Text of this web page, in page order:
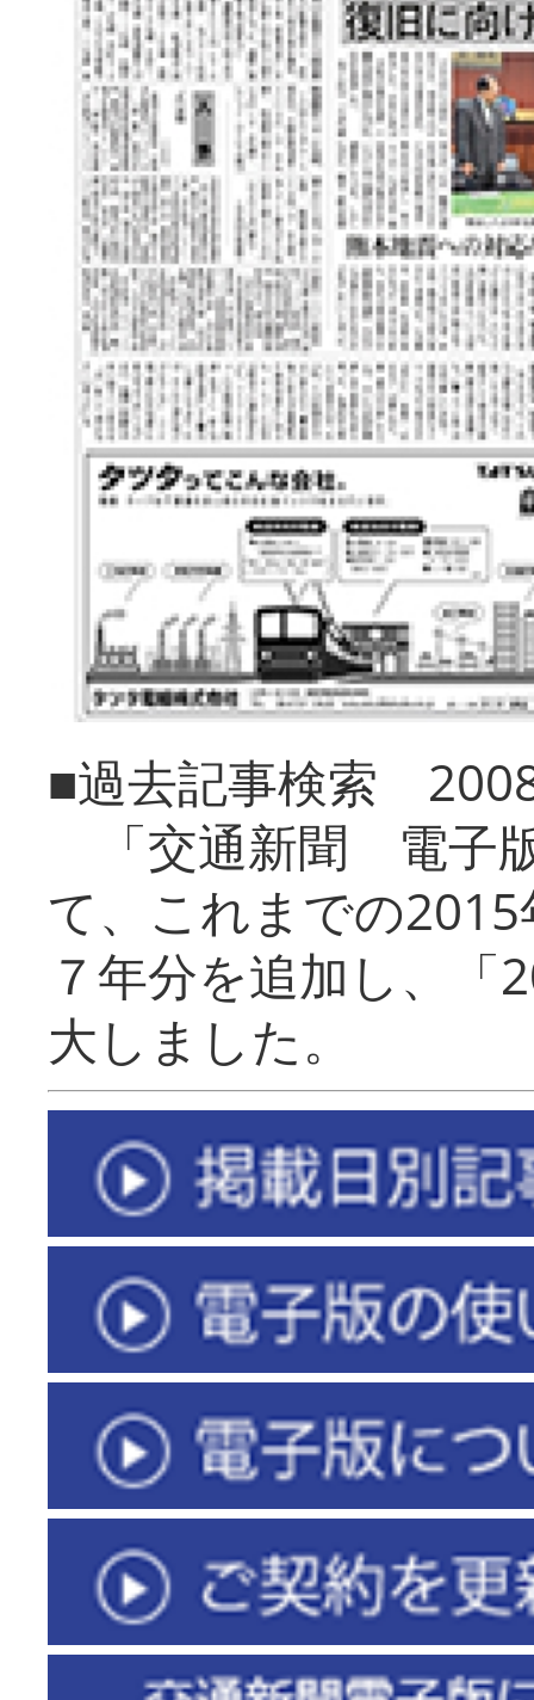
■過去記事検索
「交通新聞 電子
て、これまでの
７年分を追加し、「
大しまし